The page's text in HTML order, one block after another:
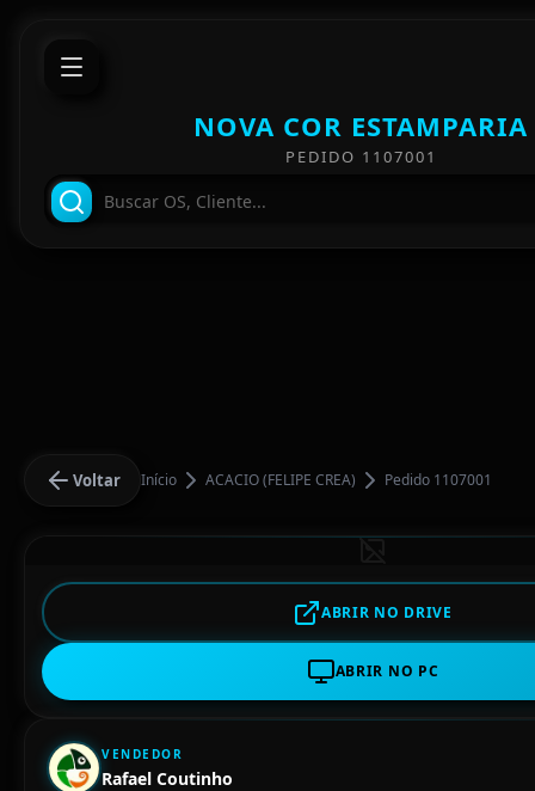
NOVA COR ESTAMPARIA
PEDIDO 1107001
Voltar Início ACACIO (FELIPE CREA) Pedido 1107001
ABRIR NO DRIVE
ABRIR NO PC
VENDEDOR
Rafael Coutinho